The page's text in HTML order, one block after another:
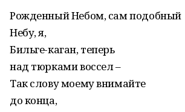
Рожденный Небом, сам подобный
Небу, я,
Бильге-каган, теперь
над тюрками воссел –
Так слову моему внимайте
до конца,